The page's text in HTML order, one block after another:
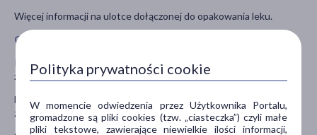
Więcej informacji na ulotce dołączonej do opakowania leku.
Ostrzeżenia i środki ostrożności
Przed rozpoczęciem stosowania leku Diprolene należy omówić to
z lekarzem lub farmaceutą.
Należy unikać stosowania leku na dużą powierzchnię ciała,
zwłaszcza u dzieci.
Polityka prywatności cookie
W momencie odwiedzenia przez Użytkownika Portalu,
gromadzone są pliki cookies (tzw. „ciasteczka”) czyli małe
pliki tekstowe, zawierające niewielkie ilości informacji,